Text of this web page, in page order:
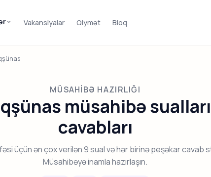
Vakansiyalar Qiymət Bloq
MÜSAHIBƏ HAZIRLIĞI
müsahibə
cavabları
üçün ən çox verilən 9 sual və hər birinə peşəkar cavab
Müsahibəyə inamla hazırlaşın.